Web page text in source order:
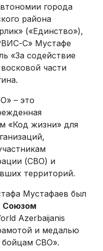
города
района
(«Единство»),
С» Мустафе
«За содействие
части
– это
«Код жизни» для
(СВО) и
территорий.
Мустафаев был
Союзом
Azerbaijanis
и медалью
СВО».